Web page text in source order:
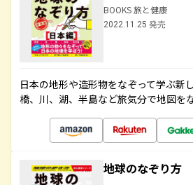
BOOKS 旅と健康
2022.11.25 発売
日本の地形や造形物をなぞって学ぶ新
橋、川、湖、半島など旅気分で地図を
地球のなぞり